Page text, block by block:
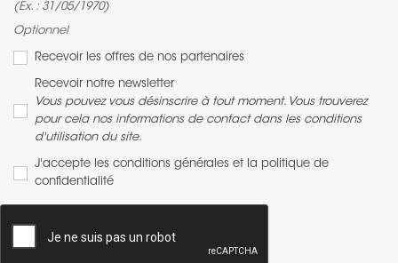
(Ex. : 31/05/1970)
Optionnel
Recevoir les offres de nos partenaires
Recevoir notre newsletter
Vous pouvez vous désinscrire à tout moment. Vous trouverez
pour cela nos informations de contact dans les conditions
d'utilisation du site.
J'accepte les conditions générales et la politique de
confidentialité